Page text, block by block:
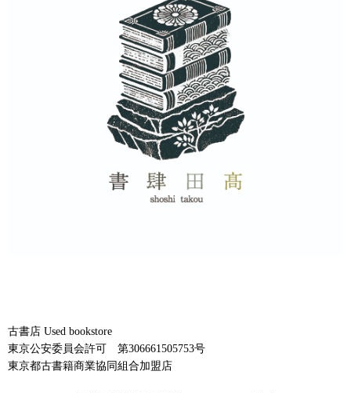
古書店 Used bookstore
東京公安委員会許可 第306661505753号
東京都古書籍商業協同組合加盟店